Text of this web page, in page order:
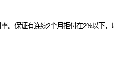
。保证有连续2个月拒付在2%以下